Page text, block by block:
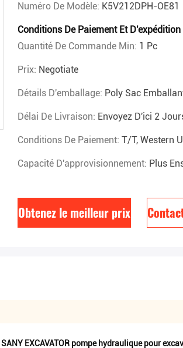
Numéro De Modèle: K5V212DPH-OE81
Conditions De Paiement Et D'expédition
Quantité De Commande Min: 1 Pc
Prix: Negotiate
Détails D'emballage: Poly Sac
Délai De Livraison: Envoyez D'ici 2
Conditions De Paiement: T/T, Western
Capacité D'approvisionnement: Plus
Obtenez le meilleur prix
SANY EXCAVATOR pompe hydraulique pour